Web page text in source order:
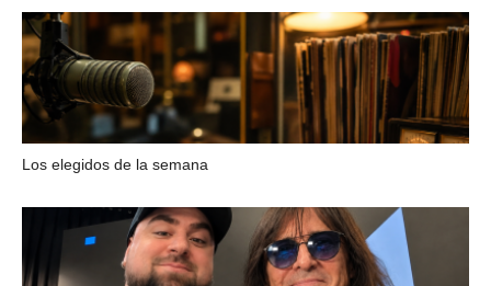
Los elegidos de la semana